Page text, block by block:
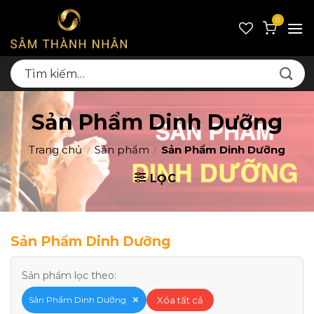
content
0
Tìm
kiếm:
Sản Phẩm Dinh Dưỡng
Trang chủ / Sản phẩm / Sản Phẩm Dinh Dưỡng
LỌC
Sản Phẩm Dinh Dưỡng
Sản phẩm lọc theo:
Sản Phẩm Dinh Dưỡng × Xóa tất cả